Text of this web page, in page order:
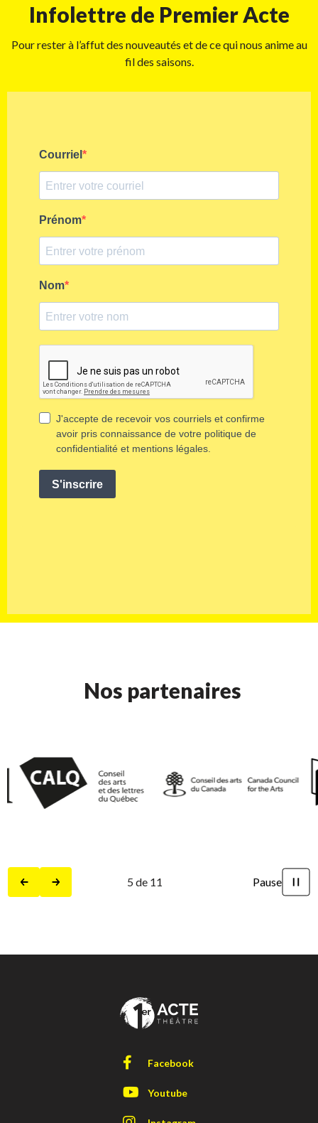
Infolettre de Premier Acte
Pour rester à l’affut des nouveautés et de ce qui nous anime au
fil des saisons.
Nos partenaires
PrécédentSuivant 5de 11 Pause
Facebook
Youtube